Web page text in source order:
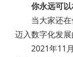
你永远可以
当大家还在
迈入数字化发展
2021年11月